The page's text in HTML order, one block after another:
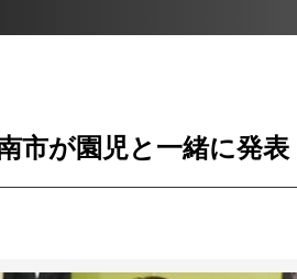
市が園児と一緒に発表